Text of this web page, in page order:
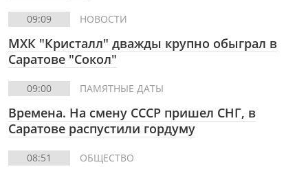
09:09 НОВОСТИ
МХК "Кристалл" дважды крупно обыграл в
Саратове "Сокол"
09:00 ПАМЯТНЫЕ ДАТЫ
Времена. На смену СССР пришел СНГ, в
Саратове распустили гордуму
08:51 ОБЩЕСТВО